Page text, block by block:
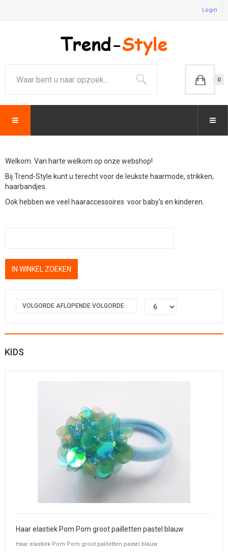
Login
0
Welkom. Van harte welkom op onze webshop!
Bij Trend-Style kunt u terecht voor de leukste haarmode, strikken,
haarbandjes.
Ook hebben we veel haaraccessoires voor baby's en kinderen.
VOLGORDE AFLOPENDE VOLGORDE
KIDS
Haar elastiek Pom Pom groot pailletten pastel blauw
Haar elastiek Pom Pom groot pailletten pastel blauw .